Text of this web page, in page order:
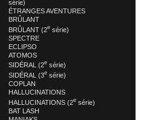
série)
ÉTRANGES AVENTURES
BRÛLANT
BRÛLANT (2esérie)
SPECTRE
ECLIPSO
ATOMOS
SIDÉRAL (2esérie)
SIDÉRAL (3esérie)
COPLAN
HALLUCINATIONS
HALLUCINATIONS (2esérie)
BAT LASH